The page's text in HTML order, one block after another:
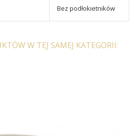
Bez podłokietników
W TEJ SAMEJ KATEGORII: